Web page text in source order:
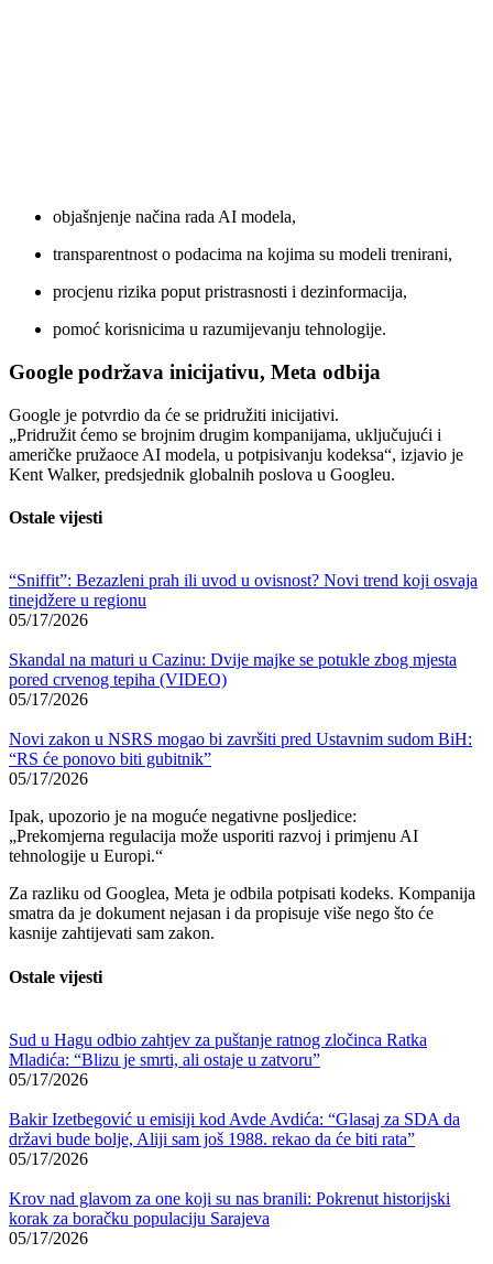
objašnjenje načina rada AI modela,
transparentnost o podacima na kojima su modeli trenirani,
procjenu rizika poput pristrasnosti i dezinformacija,
pomoć korisnicima u razumijevanju tehnologije.
Google podržava inicijativu, Meta odbija
Google je potvrdio da će se pridružiti inicijativi.
„Pridružit ćemo se brojnim drugim kompanijama, uključujući i
američke pružaoce AI modela, u potpisivanju kodeksa“, izjavio je
Kent Walker, predsjednik globalnih poslova u Googleu.
Ostale vijesti
“Sniffit”: Bezazleni prah ili uvod u ovisnost? Novi trend koji osvaja
tinejdžere u regionu
05/17/2026
Skandal na maturi u Cazinu: Dvije majke se potukle zbog mjesta
pored crvenog tepiha (VIDEO)
05/17/2026
Novi zakon u NSRS mogao bi završiti pred Ustavnim sudom BiH:
“RS će ponovo biti gubitnik”
05/17/2026
Ipak, upozorio je na moguće negativne posljedice:
„Prekomjerna regulacija može usporiti razvoj i primjenu AI
tehnologije u Europi.“
Za razliku od Googlea, Meta je odbila potpisati kodeks. Kompanija
smatra da je dokument nejasan i da propisuje više nego što će
kasnije zahtijevati sam zakon.
Ostale vijesti
Sud u Hagu odbio zahtjev za puštanje ratnog zločinca Ratka
Mladića: “Blizu je smrti, ali ostaje u zatvoru”
05/17/2026
Bakir Izetbegović u emisiji kod Avde Avdića: “Glasaj za SDA da
državi bude bolje, Aliji sam još 1988. rekao da će biti rata”
05/17/2026
Krov nad glavom za one koji su nas branili: Pokrenut historijski
korak za boračku populaciju Sarajeva
05/17/2026